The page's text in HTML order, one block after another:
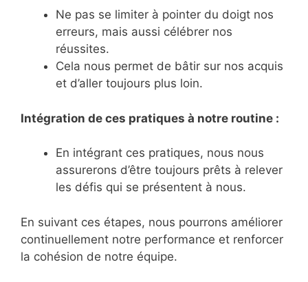
Ne pas se limiter à pointer du doigt nos
erreurs, mais aussi célébrer nos
réussites.
Cela nous permet de bâtir sur nos acquis
et d’aller toujours plus loin.
Intégration de ces pratiques à notre routine :
En intégrant ces pratiques, nous nous
assurerons d’être toujours prêts à relever
les défis qui se présentent à nous.
En suivant ces étapes, nous pourrons améliorer
continuellement notre performance et renforcer
la cohésion de notre équipe.